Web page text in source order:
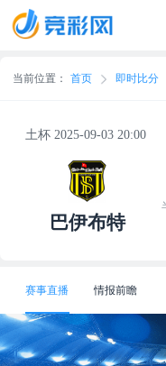
当前位置： 首页 即时比分
土杯 2025-09-03 20:00
巴伊布特
赛事直播 情报前瞻